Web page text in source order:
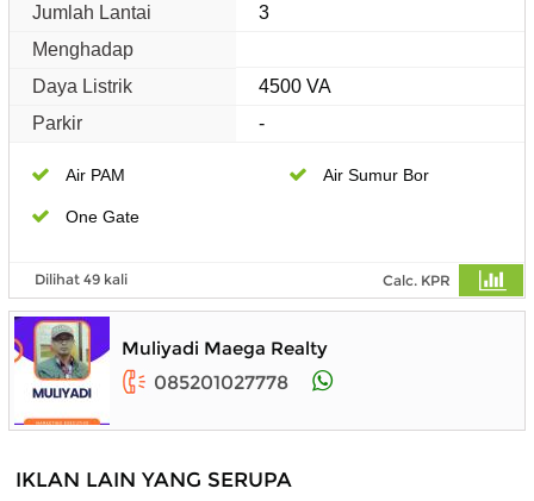
Jumlah Lantai
3
Menghadap
Daya Listrik
4500 VA
Parkir
-
Air PAM Air Sumur Bor
One Gate
Dilihat 49 kali Calc. KPR
Muliyadi Maega Realty
085201027778
IKLAN LAIN YANG SERUPA